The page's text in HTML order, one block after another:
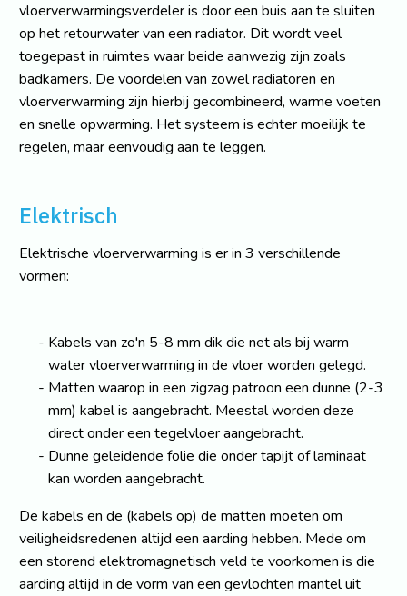
vloerverwarmingsverdeler is door een buis aan te sluiten
op het retourwater van een radiator. Dit wordt veel
toegepast in ruimtes waar beide aanwezig zijn zoals
badkamers. De voordelen van zowel radiatoren en
vloerverwarming zijn hierbij gecombineerd, warme voeten
en snelle opwarming. Het systeem is echter moeilijk te
regelen, maar eenvoudig aan te leggen.
Elektrisch
Elektrische vloerverwarming is er in 3 verschillende
vormen:
Kabels van zo'n 5-8 mm dik die net als bij warm
water vloerverwarming in de vloer worden gelegd.
Matten waarop in een zigzag patroon een dunne (2-3
mm) kabel is aangebracht. Meestal worden deze
direct onder een tegelvloer aangebracht.
Dunne geleidende folie die onder tapijt of laminaat
kan worden aangebracht.
De kabels en de (kabels op) de matten moeten om
veiligheidsredenen altijd een aarding hebben. Mede om
een storend elektromagnetisch veld te voorkomen is die
aarding altijd in de vorm van een gevlochten mantel uit